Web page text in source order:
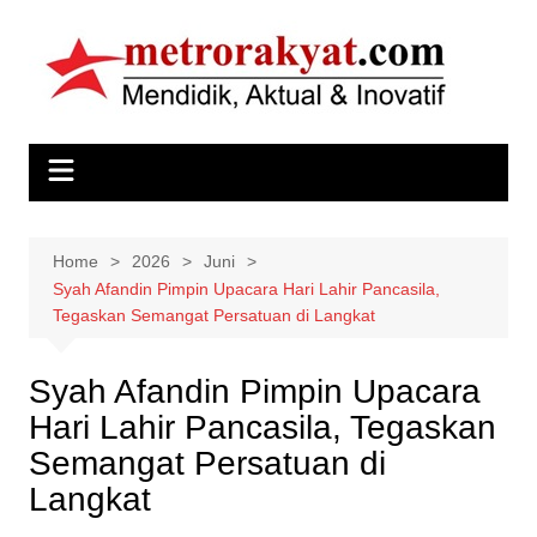
content
Home 2026
Juni
Syah Afandin Pimpin Upacara Hari Lahir Pancasila,
Tegaskan Semangat Persatuan di Langkat
Syah Afandin Pimpin Upacara
Hari Lahir Pancasila, Tegaskan
Semangat Persatuan di
Langkat